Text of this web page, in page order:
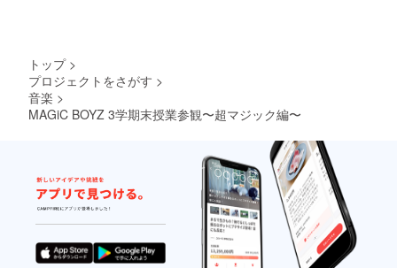
トップ >
プロジェクトをさがす >
音楽 >
MAGiC BOYZ 3学期末授業参観〜超マジック編〜